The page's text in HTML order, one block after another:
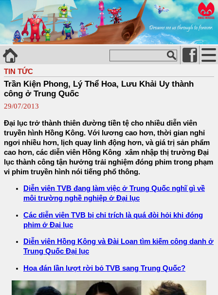
TIN TỨC
Trần Kiện Phong, Lý Thể Hoa, Lưu Khải Uy thành
công ở Trung Quốc
29/07/2013
Đại lục trở thành thiên đường tiền tệ cho nhiều diễn viên
truyền hình Hồng Kông. Với lương cao hơn, thời gian nghỉ
ngơi nhiều hơn, lịch quay linh động hơn, và giá trị sản phẩm
cao hơn, các diễn viên Hồng Kông xâm nhập thị trường Đại
lục thành công tận hưởng trải nghiệm đóng phim trong phạm
vi phim truyền hình nói tiếng phổ thông.
Diễn viên TVB đang làm việc ở Trung Quốc nghĩ gì về
môi trường nghề nghiệp ở Đại lục
Các diễn viên TVB bị chỉ trích là quá đòi hỏi khi đóng
phim ở Đại lục
Diễn viên Hồng Kông và Đài Loan tìm kiếm công danh ở
Trung Quốc Đại lục
Hoa đán lần lượt rời bỏ TVB sang Trung Quốc?